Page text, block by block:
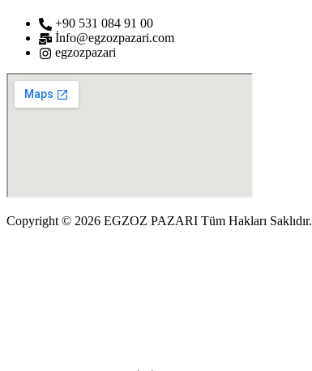
+90 531 084 91 00
İnfo@egzozpazari.com
egzozpazari
Copyright © 2026 EGZOZ PAZARI Tüm Hakları Saklıdır.